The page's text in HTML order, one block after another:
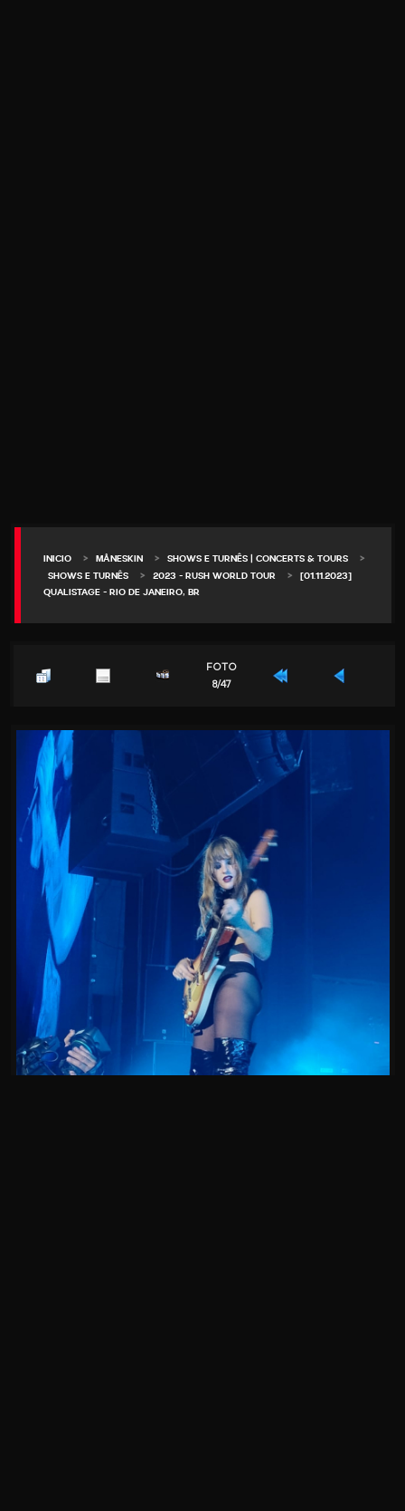
INICIO > MÅNESKIN > SHOWS E TURNÊS | CONCERTS & TOURS >
SHOWS E TURNÊS > 2023 - RUSH WORLD TOUR >
[01.11.2023]
QUALISTAGE - RIO DE JANEIRO, BR
FOTO
8/47